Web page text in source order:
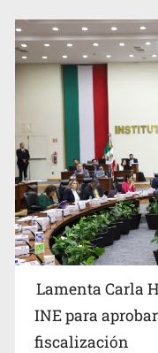
Balean a hombre en
detonación alarma a
Sheinbaum anticipa
Ayotzinapa y
Lamenta Carla
INE para
fiscalización